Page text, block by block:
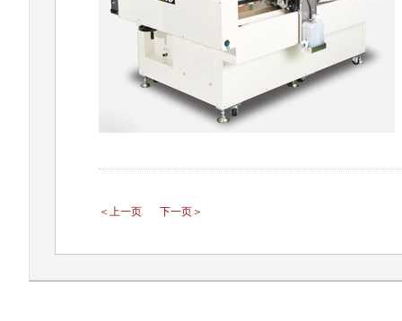
＜上一页 下一页＞